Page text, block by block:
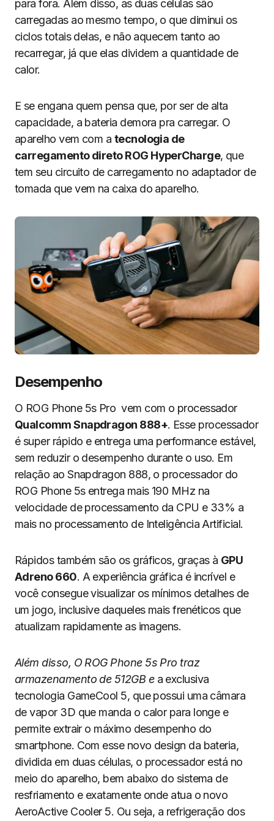
para fora. Além disso, as duas células são
carregadas ao mesmo tempo, o que diminui os
ciclos totais delas, e não aquecem tanto ao
recarregar, já que elas dividem a quantidade de
calor.
E se engana quem pensa que, por ser de alta
capacidade, a bateria demora pra carregar. O
aparelho vem com a tecnologia de
carregamento direto ROG HyperCharge, que
tem seu circuito de carregamento no adaptador de
tomada que vem na caixa do aparelho.
Desempenho
O ROG Phone 5s Pro vem com o processador
Qualcomm Snapdragon 888+. Esse processador
é super rápido e entrega uma performance estável,
sem reduzir o desempenho durante o uso. Em
relação ao Snapdragon 888, o processador do
ROG Phone 5s entrega mais 190 MHz na
velocidade de processamento da CPU e 33% a
mais no processamento de Inteligência Artificial.
Rápidos também são os gráficos, graças à GPU
Adreno 660. A experiência gráfica é incrível e
você consegue visualizar os mínimos detalhes de
um jogo, inclusive daqueles mais frenéticos que
atualizam rapidamente as imagens.
Além disso, O ROG Phone 5s Pro traz
armazenamento de 512GB e a exclusiva
tecnologia GameCool 5, que possui uma câmara
de vapor 3D que manda o calor para longe e
permite extrair o máximo desempenho do
smartphone. Com esse novo design da bateria,
dividida em duas células, o processador está no
meio do aparelho, bem abaixo do sistema de
resfriamento e exatamente onde atua o novo
AeroActive Cooler 5. Ou seja, a refrigeração dos